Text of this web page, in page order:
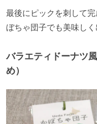
最後にピックを刺して
ぼちゃ団子でも美味しく
バラエティドーナツ
め）